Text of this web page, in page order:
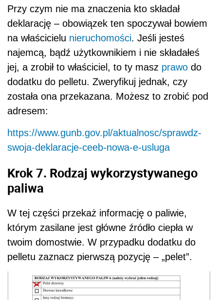
Przy czym nie ma znaczenia kto składał
deklarację – obowiązek ten spoczywał bowiem
na właścicielu nieruchomości. Jeśli jesteś
najemcą, bądź użytkownikiem i nie składałeś
jej, a zrobił to właściciel, to ty masz prawo do
dodatku do pelletu. Zweryfikuj jednak, czy
została ona przekazana. Możesz to zrobić pod
adresem:
https://www.gunb.gov.pl/aktualnosc/sprawdz-
swoja-deklaracje-ceeb-nowa-e-usluga
Krok 7. Rodzaj wykorzystywanego
paliwa
W tej części przekaż informację o paliwie,
którym zasilane jest główne źródło ciepła w
twoim domostwie. W przypadku dodatku do
pelletu zaznacz pierwszą pozycję – „pelet”.